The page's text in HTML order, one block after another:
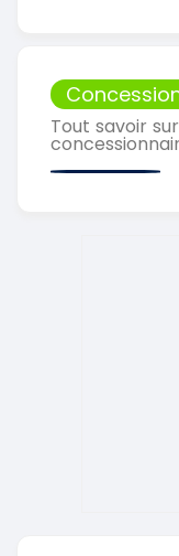
Tout savoir